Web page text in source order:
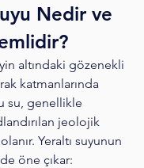
Nedir ve
altındaki gözenekli
katmanlarında
su, genellikle
jeolojik
Yeraltı suyunun
öne çıkar: